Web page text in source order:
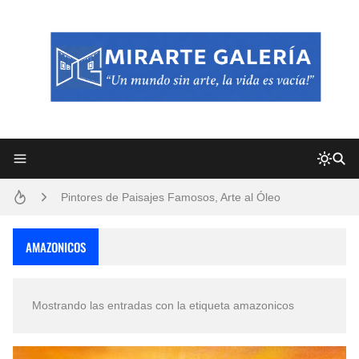
Pintores de Paisajes Famosos, Arte al Óleo
San Valentín Dibujos a Lápiz del 14 de Febrero
AMAZONICOS
Mostrando las entradas con la etiqueta amazonicos